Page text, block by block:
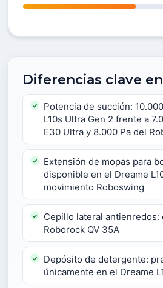
Diferencias clave
Potencia de succión:
L10s Ultra Gen 2 frente a
E30 Ultra y 8.000 Pa del
Extensión de mopas para
disponible en el Dreame
movimiento Roboswing
Cepillo lateral antienredos:
Roborock QV 35A
Depósito de detergente:
únicamente en el Dreame